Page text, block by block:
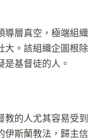
導層真空，極端組織
大。該組織企圖根除
基督徒的人。
教的人尤其容易受到
伊斯蘭教法，歸主信